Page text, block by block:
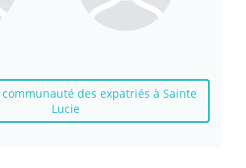
communauté des expatriés à Sainte
Lucie